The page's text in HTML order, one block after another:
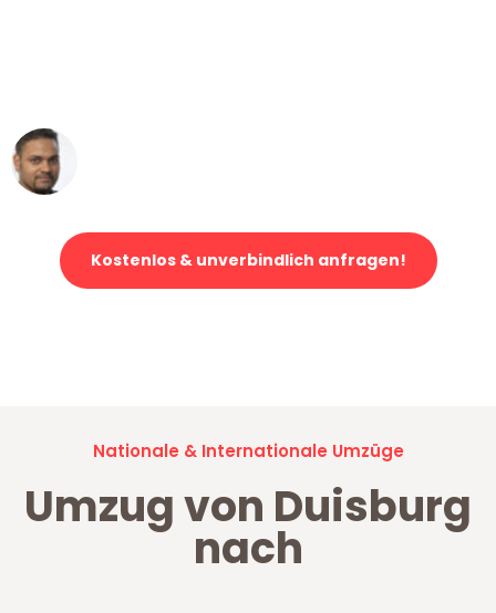
Kostenlos & unverbindlich anfragen!
Nationale & Internationale Umzüge
Umzug von Duisburg
nach